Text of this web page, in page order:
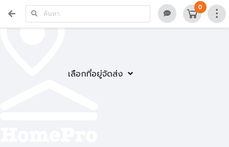
เลือกที่อยู่จัดส่ง
0